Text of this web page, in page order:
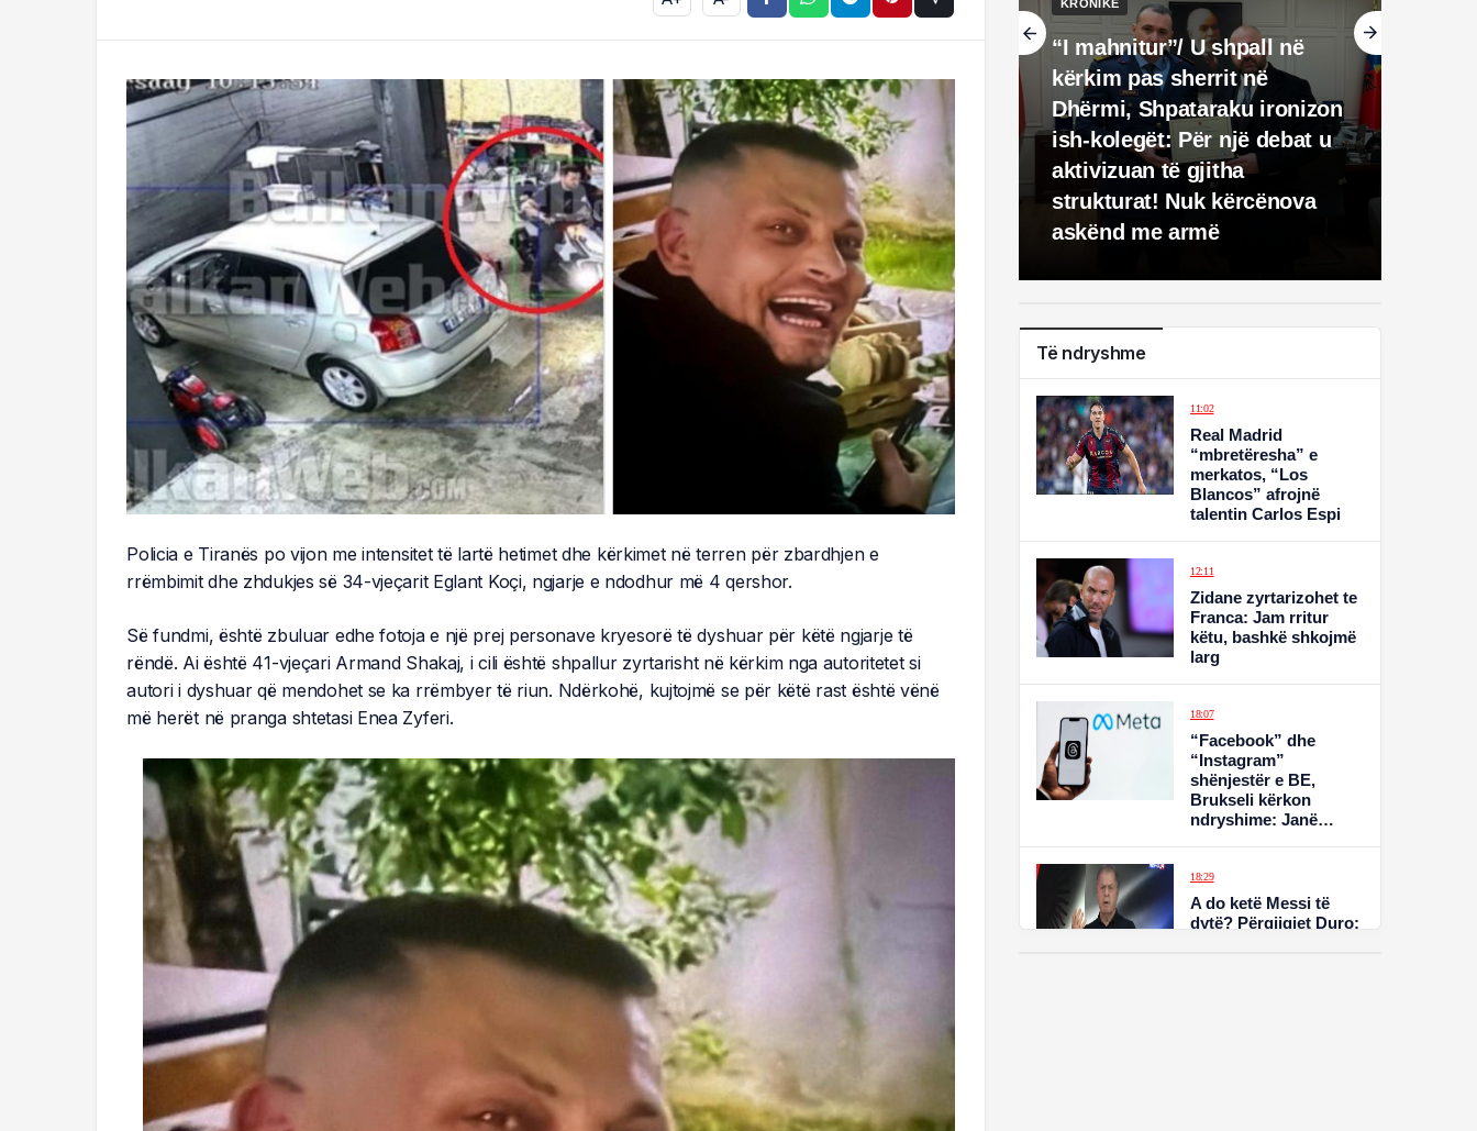
Policia e Tiranës po vijon me intensitet të lartë hetimet dhe kërkimet në terren për zbardhjen e
rrëmbimit dhe zhdukjes së 34-vjeçarit Eglant Koçi, ngjarje e ndodhur më 4 qershor.
Së fundmi, është zbuluar edhe fotoja e një prej personave kryesorë të dyshuar për këtë ngjarje të
rëndë. Ai është 41-vjeçari Armand Shakaj, i cili është shpallur zyrtarisht në kërkim nga autoritetet si
autori i dyshuar që mendohet se ka rrëmbyer të riun. Ndërkohë, kujtojmë se për këtë rast është vënë
më herët në pranga shtetasi Enea Zyferi.
KRONIKË
“I mahnitur”/ U shpall në
kërkim pas sherrit në
Dhërmi, Shpataraku ironizon
ish-kolegët: Për një debat u
aktivizuan të gjitha
strukturat! Nuk kërcënova
askënd me armë
Të ndryshme
11:02
Real Madrid
“mbretëresha” e
merkatos, “Los
Blancos” afrojnë
talentin Carlos Espi
12:11
Zidane zyrtarizohet te
Franca: Jam rritur
këtu, bashkë shkojmë
larg
18:07
“Facebook” dhe
“Instagram”
shënjestër e BE,
Brukseli kërkon
ndryshime: Janë
përdoruesit
18:29
A do ketë Messi të
dytë? Përgjigjet Duro: